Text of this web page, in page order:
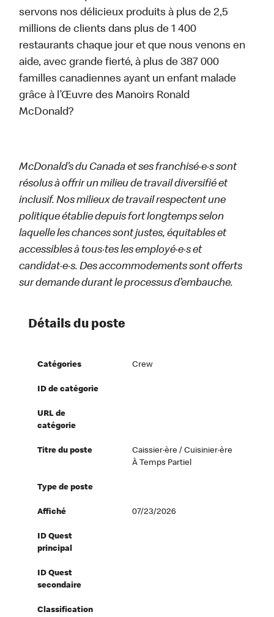
servons nos délicieux produits à plus de 2,5
millions de clients dans plus de 1 400
restaurants chaque jour et que nous venons en
aide, avec grande fierté, à plus de 387 000
familles canadiennes ayant un enfant malade
grâce à l’Œuvre des Manoirs Ronald
McDonald?
McDonald’s du Canada et ses franchisé·e·s sont
résolus à offrir un milieu de travail diversifié et
inclusif. Nos milieux de travail respectent une
politique établie depuis fort longtemps selon
laquelle les chances sont justes, équitables et
accessibles à tous·tes les employé·e·s et
candidat·e·s. Des accommodements sont offerts
sur demande durant le processus d’embauche.
Détails du poste
Catégories Crew
ID de catégorie
URL de
catégorie
Titre du poste
Caissier·ère / Cuisinier·ère
À Temps Partiel
Type de poste
Affiché 07/23/2026
ID Quest
principal
ID Quest
secondaire
Classification